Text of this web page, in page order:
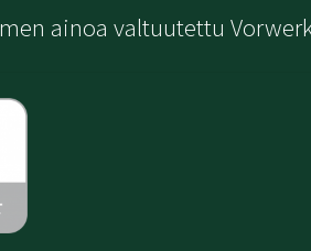
ainoa valtuutettu